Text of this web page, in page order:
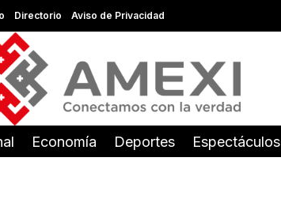
Directorio Aviso de Privacidad
Economía Deportes Espectáculos